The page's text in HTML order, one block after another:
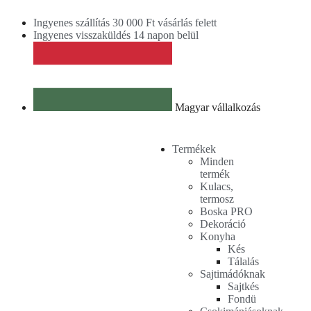
Ingyenes szállítás 30 000 Ft vásárlás felett
Ingyenes visszaküldés 14 napon belül
Magyar vállalkozás
Termékek
Minden
termék
Kulacs,
termosz
Boska PRO
Dekoráció
Konyha
Kés
Tálalás
Sajtimádóknak
Sajtkés
Fondü